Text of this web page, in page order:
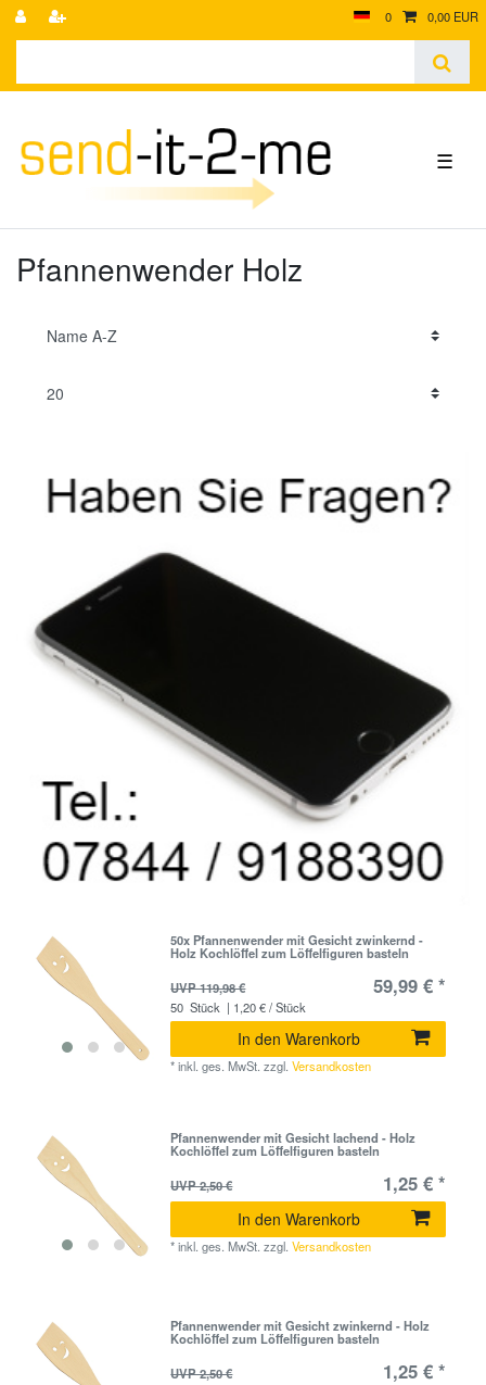
0 0,00 EUR
☰
Pfannenwender Holz
50x Pfannenwender mit Gesicht zwinkernd -
Holz Kochlöffel zum Löffelfiguren basteln
UVP 119,98 €
59,99 € *
50 Stück | 1,20 € / Stück
In den Warenkorb
*inkl. ges. MwSt. zzgl.Versandkosten
Pfannenwender mit Gesicht lachend - Holz
Kochlöffel zum Löffelfiguren basteln
UVP 2,50 €
1,25 € *
In den Warenkorb
*inkl. ges. MwSt. zzgl.Versandkosten
Pfannenwender mit Gesicht zwinkernd - Holz
Kochlöffel zum Löffelfiguren basteln
UVP 2,50 €
1,25 € *